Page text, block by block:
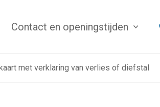
Contact en openingstijden
met verklaring van verlies of diefstal